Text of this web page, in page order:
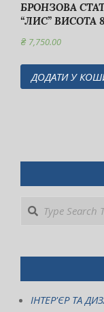
БРОНЗОВА
“ЛИС” ВИСОТА
₴ 7,750.00
ДОДАТИ У
Search
ІНТЕР'ЄР ТА